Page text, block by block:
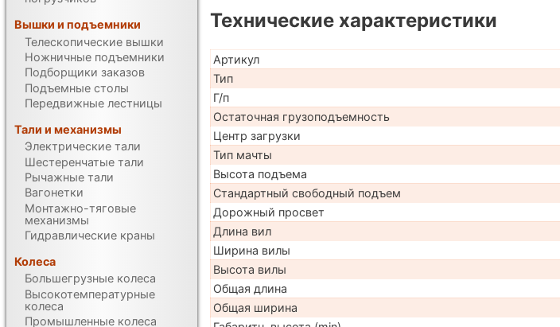
Технические характеристики
Артикул
Тип
Г/п
Остаточная грузоподъемность
Центр загрузки
Тип мачты
Высота подъема
Стандартный свободный подъем
Дорожный просвет
Длина вил
Ширина вилы
Высота вилы
Общая длина
Общая ширина
Вышки и подъемники
Телескопические вышки
Ножничные подъемники
Подборщики заказов
Подъемные столы
Передвижные лестницы
Тали и механизмы
Электрические тали
Шестеренчатые тали
Рычажные тали
Вагонетки
Монтажно-тяговые
механизмы
Гидравлические краны
Колеса
Большегрузные колеса
Высокотемпературные
колеса
Промышленные колеса